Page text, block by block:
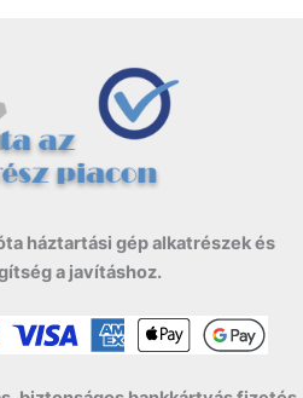
háztartási gép alkatrészek és
a javításhoz.